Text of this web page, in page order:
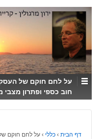
↓
SKIP
TO
MAIN
CONTENT
על לחם חוקם של
חוב כספי ופתרון
דף הבית › כללי › על לחם חוקם